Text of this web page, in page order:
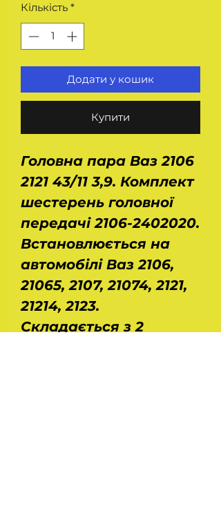
Кількість *
Додати у кошик
Купити
Головна пара Ваз 2106
2121 43/11 3,9. Комплект
шестерень головної
передачі 2106-2402020.
Встановлюється на
автомобілі Ваз 2106,
21065, 2107, 21074, 2121,
21214, 2123.
Складається з 2